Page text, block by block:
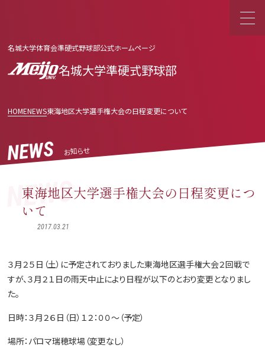
名城大学体育会準硬式野球部公式ホームページ
名城大学準硬式野球部
HOMENEWS東海地区大学選手権大会の日程変更について
NEWS お知らせ
NEWS
東海地区大学選手権大会の日程変更につ
いて
2017.03.21
３月２５日（土）に予定されておりました東海地区選手権大会２回戦で
すが、３月２１日の雨天中止により日程が以下のとおり変更となりまし
た。
日時：３月２６日（日）１２：００～（予定）
場所：パロマ瑞穂球場（変更なし）